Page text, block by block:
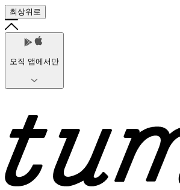
최상위로
오직 앱에서만